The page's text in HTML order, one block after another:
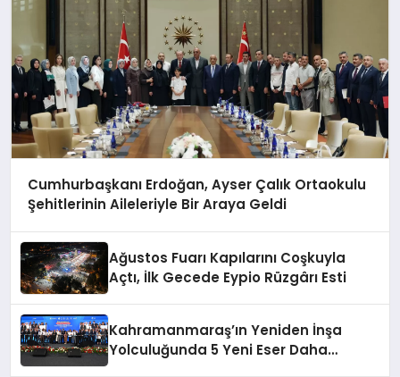
Cumhurbaşkanı Erdoğan, Ayser Çalık Ortaokulu
Şehitlerinin Aileleriyle Bir Araya Geldi
Ağustos Fuarı Kapılarını Coşkuyla
Açtı, İlk Gecede Eypio Rüzgârı Esti
Kahramanmaraş’ın Yeniden İnşa
Yolculuğunda 5 Yeni Eser Daha